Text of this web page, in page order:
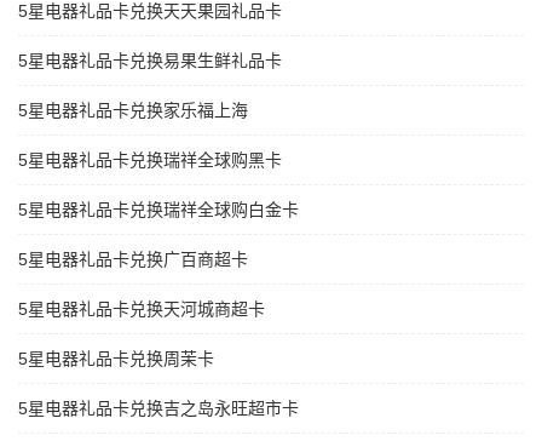
5星电器礼品卡兑换天天果园礼品卡
5星电器礼品卡兑换易果生鲜礼品卡
5星电器礼品卡兑换家乐福上海
5星电器礼品卡兑换瑞祥全球购黑卡
5星电器礼品卡兑换瑞祥全球购白金卡
5星电器礼品卡兑换广百商超卡
5星电器礼品卡兑换天河城商超卡
5星电器礼品卡兑换周茉卡
5星电器礼品卡兑换吉之岛永旺超市卡